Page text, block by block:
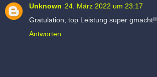
Unknown 24. März 2022 um 23:17
Gratulation, top Leistung super gmacht!!
Antworten